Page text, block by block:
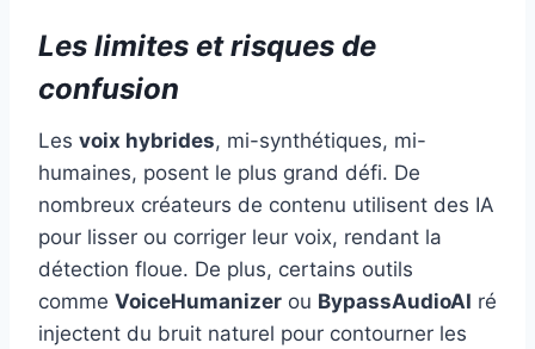
Les limites et risques de
confusion
Les voix hybrides, mi-synthétiques, mi-
humaines, posent le plus grand défi. De
nombreux créateurs de contenu utilisent des IA
pour lisser ou corriger leur voix, rendant la
détection floue. De plus, certains outils
comme VoiceHumanizer ou BypassAudioAI ré
injectent du bruit naturel pour contourner les